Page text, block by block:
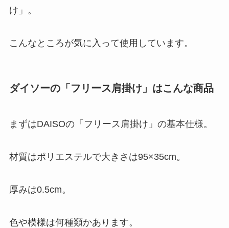
け」。
こんなところが気に入って使用しています。
ダイソーの「フリース肩掛け」はこんな商品
まずはDAISOの「フリース肩掛け」の基本仕様。
材質はポリエステルで大きさは95×35cm。
厚みは0.5cm。
色や模様は何種類かあります。